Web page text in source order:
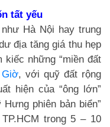
tất yếu
Hà Nội hay trung
địa tăng giá thu hẹp
kiếc những “miền đất
, với quỹ đất rộng
hiện của “ông lớn”
phiên bản biển”
trong 5 – 10